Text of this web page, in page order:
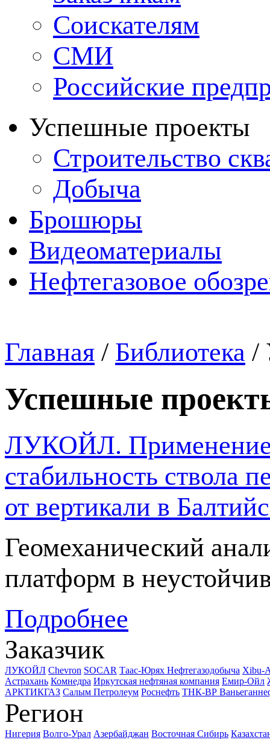
Соискателям
СМИ
Российские
Успешные проекты
Строительство
Добыча
Брошюры
Видеоматериалы
Нефтегазовое
Главная / Библиотека /
Успешные
ЛУКОЙЛ. Применение
стабильность ствола
от вертикали в
Геомеханический
платформ в
Подробнее
Заказчик
ЛУКОЙЛ Chevron SOCAR Таас-Юрях Нефтегазодобыча Xibu-
Астрахань Комнедра Иркутская нефтяная компания Емир-Ойл
АРКТИКГАЗ Салым Петролеум Роснефть ТНК-ВР
Регион
Нигерия Волго-Урал Азербайджан Восточная Сибирь